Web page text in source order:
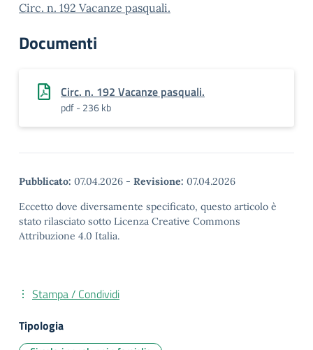
Circ. n. 192 Vacanze pasquali.
Documenti
Circ. n. 192 Vacanze pasquali.
pdf - 236 kb
Pubblicato: 07.04.2026 - Revisione: 07.04.2026
Eccetto dove diversamente specificato, questo articolo è
stato rilasciato sotto Licenza Creative Commons
Attribuzione 4.0 Italia.
Stampa / Condividi
Tipologia